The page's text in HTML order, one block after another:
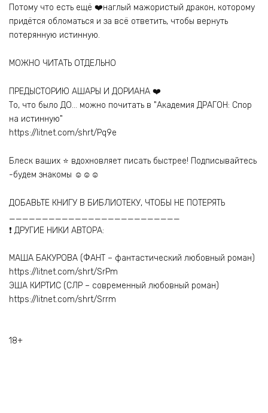
Потому что есть ещё ❤️наглый мажористый дракон, которому
придётся обломаться и за всё ответить, чтобы вернуть
потерянную истинную.
МОЖНО ЧИТАТЬ ОТДЕЛЬНО
ПРЕДЫСТОРИЮ АШАРЫ И ДОРИАНА ❤️
То, что было ДО… можно почитать в "Академия ДРАГОН: Спор
на истинную"
https://litnet.com/shrt/Pq9e
Блеск ваших ⭐ вдохновляет писать быстрее! Подписывайтесь
-будем знакомы ☺☺☺
ДОБАВЬТЕ КНИГУ В БИБЛИОТЕКУ, ЧТОБЫ НЕ ПОТЕРЯТЬ
__________________________
❗ ДРУГИЕ НИКИ АВТОРА:
МАША БАКУРОВА (ФАНТ – фантастический любовный роман)
https://litnet.com/shrt/SrPm
ЭША КИРТИС (СЛР – современный любовный роман)
https://litnet.com/shrt/Srrm
18+